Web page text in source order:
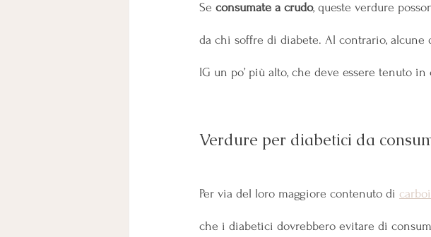
Se consumate a crudo, queste verdure
da chi soffre di diabete. Al contrario, alcune
IG un po’ più alto, che deve essere tenuto
Verdure per diabetici da
Per via del loro maggiore contenuto di
che i diabetici dovrebbero evitare di